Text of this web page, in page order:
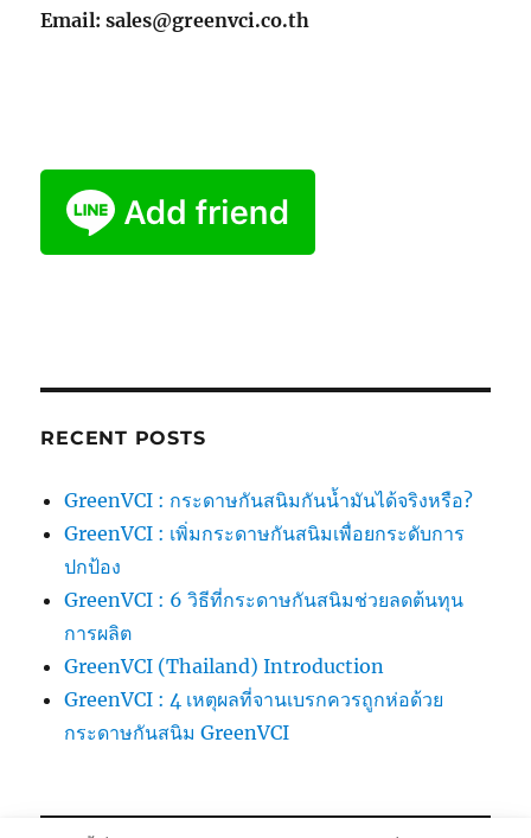
Email: sales@greenvci.co.th
RECENT POSTS
GreenVCI : กระดาษกันสนิมกันน้ำมันได้จริงหรือ?
GreenVCI : เพิ่มกระดาษกันสนิมเพื่อยกระดับการ
ปกป้อง
GreenVCI : 6 วิธีที่กระดาษกันสนิมช่วยลดต้นทุน
การผลิต
GreenVCI (Thailand) Introduction
GreenVCI : 4 เหตุผลที่จานเบรกควรถูกห่อด้วย
กระดาษกันสนิม GreenVCI